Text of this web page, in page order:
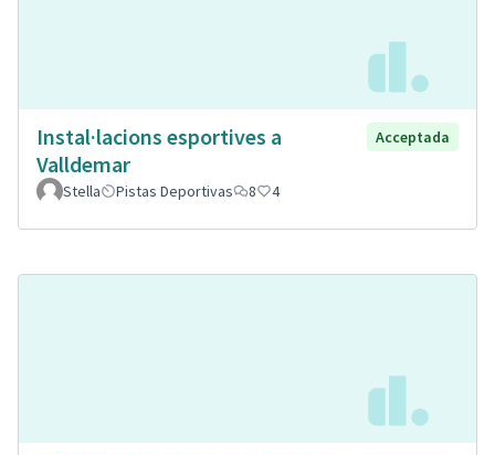
Instal·lacions esportives a
Valldemar
Acceptada
Stella Pistas Deportivas 8 4